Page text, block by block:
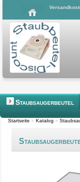
Staubsaugerbeutel
Startseite » Katalog »